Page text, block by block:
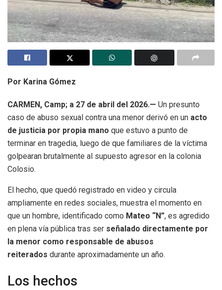
Por Karina Gómez
CARMEN, Camp; a 27 de abril del 2026.— Un presunto
caso de abuso sexual contra una menor derivó en un acto
de justicia por propia mano que estuvo a punto de
terminar en tragedia, luego de que familiares de la víctima
golpearan brutalmente al supuesto agresor en la colonia
Colosio.
El hecho, que quedó registrado en video y circula
ampliamente en redes sociales, muestra el momento en
que un hombre, identificado como Mateo “N”, es agredido
en plena vía pública tras ser señalado directamente por
la menor como responsable de abusos
reiterados durante aproximadamente un año.
Los hechos